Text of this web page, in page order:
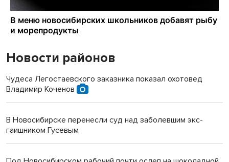
Новости районов
Чудеса Легостаевского заказника показал охотовед
Владимир Коченов
В Новосибирске перенесли суд над заболевшим экс-
гаишником Гусевым